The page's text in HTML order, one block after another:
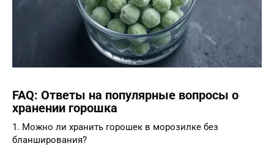
FAQ: Ответы на популярные вопросы о
хранении горошка
1. Можно ли хранить горошек в морозилке без
бланширования?